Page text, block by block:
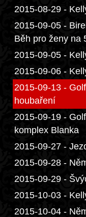
2015-08-29 -
2015-09-05 -
Běh pro ženy na
2015-09-05 -
2015-09-06 -
2015-09-13 -
houbaření
2015-09-19 -
komplex Blanka
2015-09-27 -
2015-09-28 -
2015-09-29 -
2015-10-03 -
2015-10-04 -